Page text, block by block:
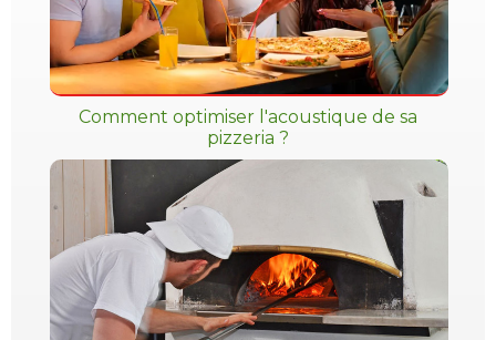
Comment optimiser l'acoustique de sa
pizzeria ?